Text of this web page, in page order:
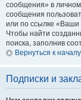
сообщения» в
сообщения
или по ссылке
Чтобы найти
поиска, заполнив
Вернуться к началу
Подписки и